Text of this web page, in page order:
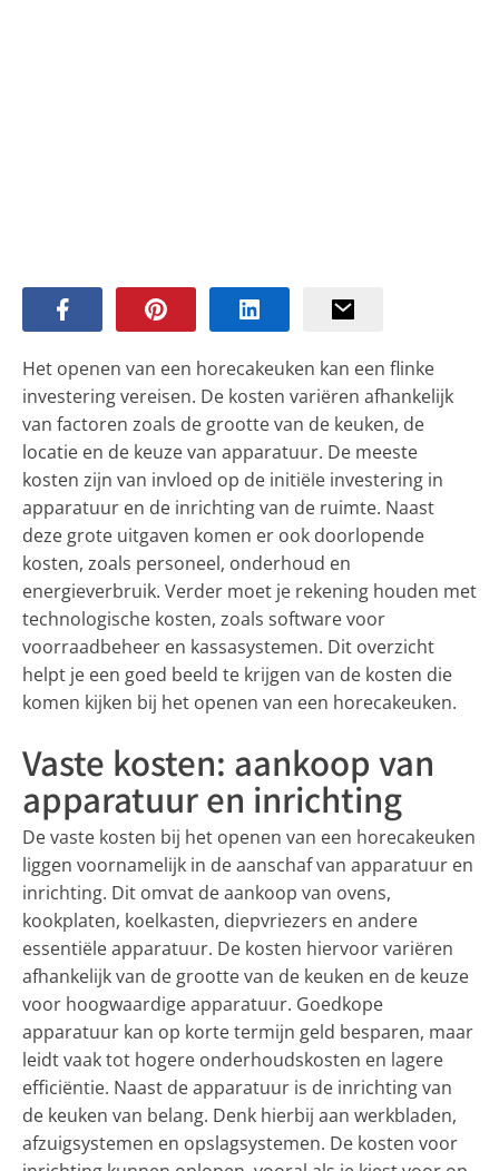
Het openen van een horecakeuken kan een flinke
investering vereisen. De kosten variëren afhankelijk
van factoren zoals de grootte van de keuken, de
locatie en de keuze van apparatuur. De meeste
kosten zijn van invloed op de initiële investering in
apparatuur en de inrichting van de ruimte. Naast
deze grote uitgaven komen er ook doorlopende
kosten, zoals personeel, onderhoud en
energieverbruik. Verder moet je rekening houden met
technologische kosten, zoals software voor
voorraadbeheer en kassasystemen. Dit overzicht
helpt je een goed beeld te krijgen van de kosten die
komen kijken bij het openen van een horecakeuken.
Vaste kosten: aankoop van
apparatuur en inrichting
De vaste kosten bij het openen van een horecakeuken
liggen voornamelijk in de aanschaf van apparatuur en
inrichting. Dit omvat de aankoop van ovens,
kookplaten, koelkasten, diepvriezers en andere
essentiële apparatuur. De kosten hiervoor variëren
afhankelijk van de grootte van de keuken en de keuze
voor hoogwaardige apparatuur. Goedkope
apparatuur kan op korte termijn geld besparen, maar
leidt vaak tot hogere onderhoudskosten en lagere
efficiëntie. Naast de apparatuur is de inrichting van
de keuken van belang. Denk hierbij aan werkbladen,
afzuigsystemen en opslagsystemen. De kosten voor